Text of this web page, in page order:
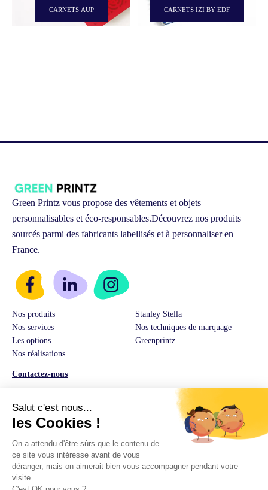
CARNETS AUP CARNETS IZI BY EDF
Green Printz vous propose des vêtements et objets
personnalisables et éco-responsables.Découvrez nos produits
sourcés parmi des fabricants labellisés et à personnaliser en
France.
Nos produits
Stanley Stella
Nos services
Nos techniques de marquage
Les options
Greenprintz
Nos réalisations
Contactez-nous
03 74 82 01 08
E-Mail:
hello@greenprintz.co
Adresse:
14 rue Guilleminot 60500 Chantilly